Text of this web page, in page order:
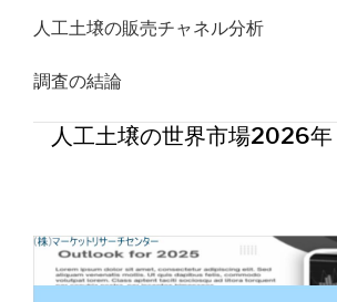
人工土壌の販売チャネル分析
調査の結論
人工土壌の世界市場2026年